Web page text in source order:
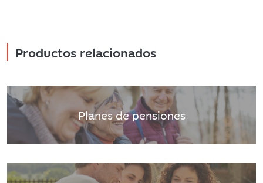
Productos relacionados
Planes de pensiones